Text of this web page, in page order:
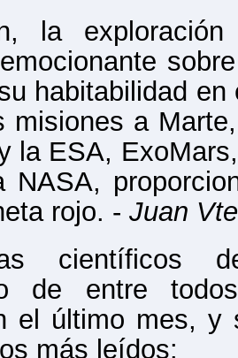
la
habitabilidad
misiones a
la ESA,
NASA,
rojo. - Juan
científicos
de entre
el último mes, y
más leídos: